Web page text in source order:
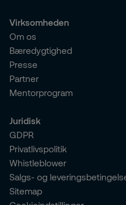
Virksomheden
Om os
Bæredygtighed
Presse
Partner
Mentorprogram
Juridisk
GDPR
Privatlivspolitik
Whistleblower
Salgs- og
Sitemap